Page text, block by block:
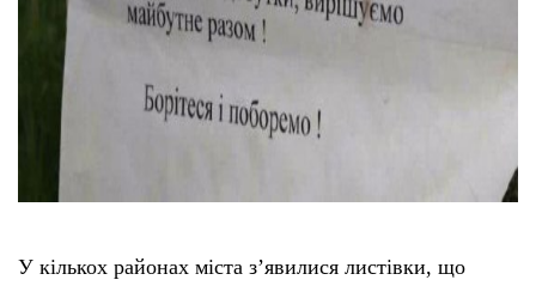
У кількох районах міста з’явилися листівки, що